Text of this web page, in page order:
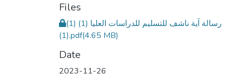
Files
رسالة آية ناشف للتسليم للدراسات العليا (1) (1)
(1).pdf(4.65 MB)
Date
2023-11-26